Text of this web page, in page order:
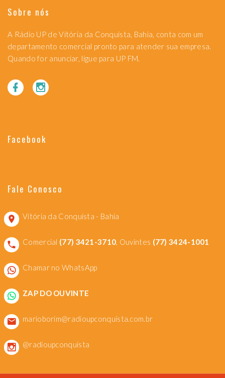
Sobre nós
A Rádio UP de Vitória da Conquista, Bahia, conta com um
departamento comercial pronto para atender sua empresa.
Quando for anunciar, ligue para UP FM.
Facebook
Fale Conosco
Vitória da Conquista - Bahia
Comercial (77) 3421-3710, Ouvintes (77) 3424-1001
Chamar no WhatsApp
ZAP DO OUVINTE
marioborim@radioupconquista.com.br
@radioupconquista